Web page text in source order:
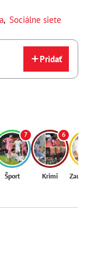
, Sociálne siete
Pridať
7
Šport
6
Krimi